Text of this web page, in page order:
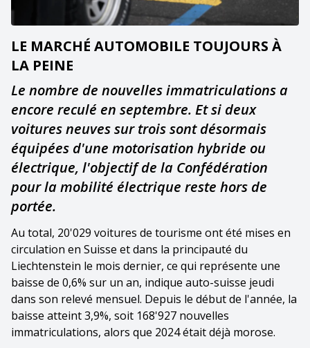
LE MARCHÉ AUTOMOBILE TOUJOURS À
LA PEINE
Le nombre de nouvelles immatriculations a
encore reculé en septembre. Et si deux
voitures neuves sur trois sont désormais
équipées d'une motorisation hybride ou
électrique, l'objectif de la Confédération
pour la mobilité électrique reste hors de
portée.
Au total, 20'029 voitures de tourisme ont été mises en
circulation en Suisse et dans la principauté du
Liechtenstein le mois dernier, ce qui représente une
baisse de 0,6% sur un an, indique auto-suisse jeudi
dans son relevé mensuel. Depuis le début de l'année, la
baisse atteint 3,9%, soit 168'927 nouvelles
immatriculations, alors que 2024 était déjà morose.